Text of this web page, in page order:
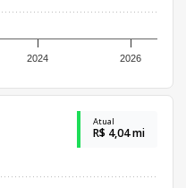
2024 2026
Atual
R$ 4,04 mi